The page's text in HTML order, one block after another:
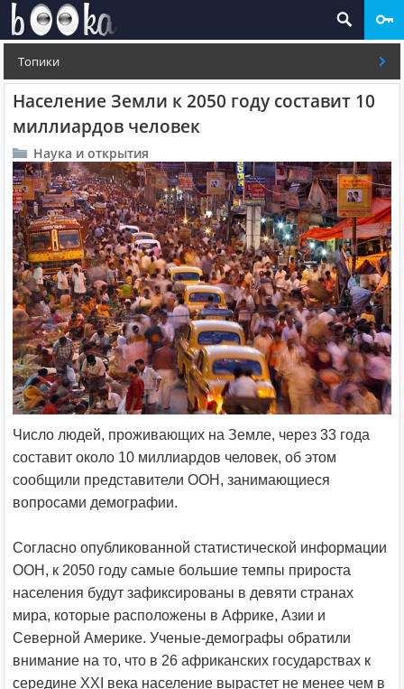
Топики
Население Земли к 2050 году составит 10
миллиардов человек
Наука и открытия
Число людей, проживающих на Земле, через 33 года
составит около 10 миллиардов человек, об этом
сообщили представители ООН, занимающиеся
вопросами демографии.
Согласно опубликованной статистической информации
ООН, к 2050 году самые большие темпы прироста
населения будут зафиксированы в девяти странах
мира, которые расположены в Африке, Азии и
Северной Америке. Ученые-демографы обратили
внимание на то, что в 26 африканских государствах к
середине XXI века население вырастет не менее чем в